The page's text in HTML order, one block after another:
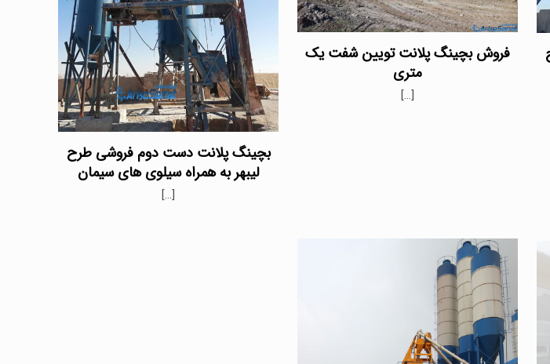
فروش بچینگ پلانت تویین شفت یک
متری
[…]
بچینگ پلانت دست دوم فروشی طرح
لیبهر به همراه سیلوی های سیمان
[…]